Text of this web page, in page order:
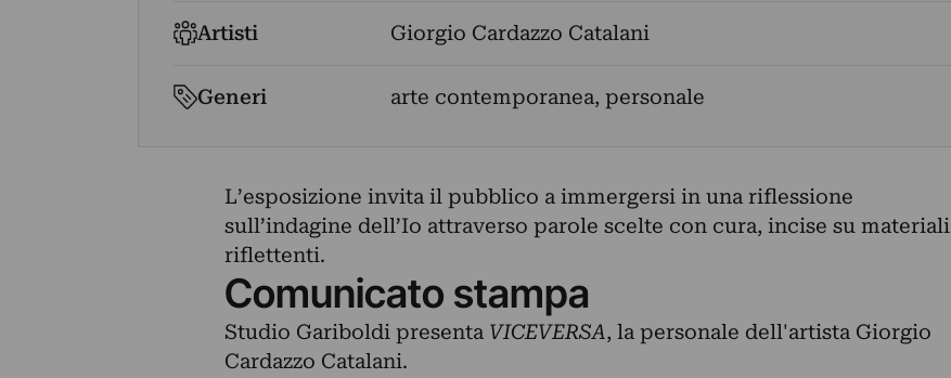
Artisti Giorgio Cardazzo Catalani
Generi arte contemporanea, personale
L’esposizione invita il pubblico a immergersi in una riflessione
sull’indagine dell’Io attraverso parole scelte con cura, incise su materiali
riflettenti.
Comunicato stampa
Studio Gariboldi presenta VICEVERSA, la personale dell'artista Giorgio
Cardazzo Catalani.